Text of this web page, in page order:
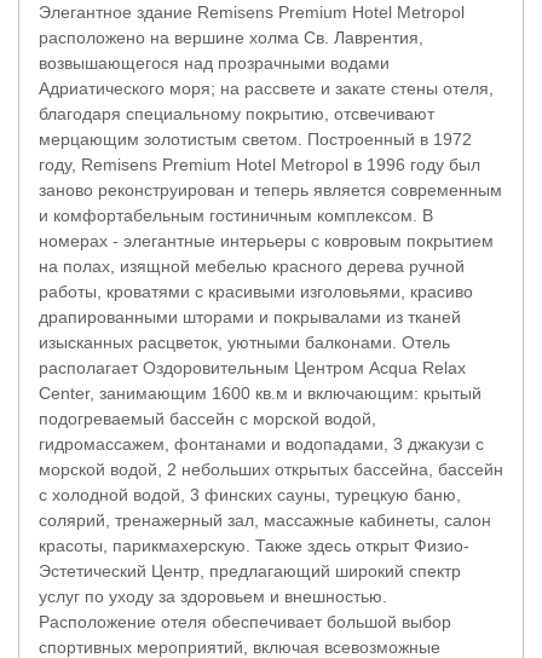
Элегантное здание Remisens Premium Hotel Metropol
расположено на вершине холма Св. Лаврентия,
возвышающегося над прозрачными водами
Адриатического моря; на рассвете и закате стены отеля,
благодаря специальному покрытию, отсвечивают
мерцающим золотистым светом. Построенный в 1972
году, Remisens Premium Hotel Metropol в 1996 году был
заново реконструирован и теперь является современным
и комфортабельным гостиничным комплексом. В
номерах - элегантные интерьеры с ковровым покрытием
на полах, изящной мебелью красного дерева ручной
работы, кроватями с красивыми изголовьями, красиво
драпированными шторами и покрывалами из тканей
изысканных расцветок, уютными балконами. Отель
располагает Оздоровительным Центром Acqua Relax
Center, занимающим 1600 кв.м и включающим: крытый
подогреваемый бассейн с морской водой,
гидромассажем, фонтанами и водопадами, 3 джакузи с
морской водой, 2 небольших открытых бассейна, бассейн
с холодной водой, 3 финских сауны, турецкую баню,
солярий, тренажерный зал, массажные кабинеты, салон
красоты, парикмахерскую. Также здесь открыт Физио-
Эстетический Центр, предлагающий широкий спектр
услуг по уходу за здоровьем и внешностью.
Расположение отеля обеспечивает большой выбор
спортивных мероприятий, включая всевозможные